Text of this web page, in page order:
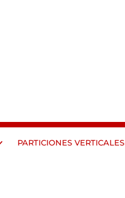
PARTICIONES VERTICALES